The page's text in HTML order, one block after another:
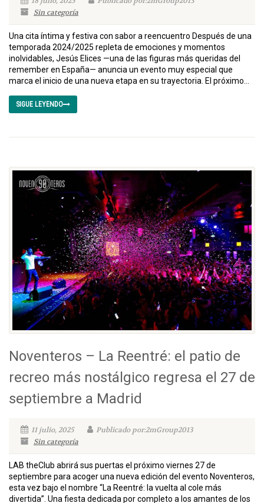
Sin categoría
Una cita íntima y festiva con sabor a reencuentro Después de una
temporada 2024/2025 repleta de emociones y momentos
inolvidables, Jesús Elices —una de las figuras más queridas del
remember en España— anuncia un evento muy especial que
marca el inicio de una nueva etapa en su trayectoria. El próximo...
SIGUE LEYENDO
Noventeros – La Reentré: el patio de
recreo más nostálgico regresa el 27 de
septiembre a Madrid
11 julio, 2025
Publicado por:2mGroup2013
Sin categoría
LAB theClub abrirá sus puertas el próximo viernes 27 de
septiembre para acoger una nueva edición del evento Noventeros,
esta vez bajo el nombre “La Reentré: la vuelta al cole más
divertida”. Una fiesta dedicada por completo a los amantes de los